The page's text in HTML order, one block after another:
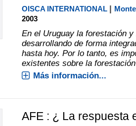
OISCA INTERNATIONAL |
2003
En el Uruguay la forestación
desarrollando de forma
hasta hoy. Por lo tanto, es
existentes sobre la
Más información...
AFE : ¿ La respuesta